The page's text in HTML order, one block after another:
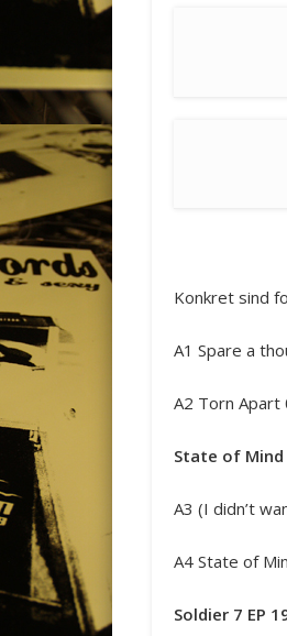
Konkret sind
A1 Spare a
A2 Torn Apart
State of Mind
A3 (I didn’t
A4 State of
Soldier 7 EP